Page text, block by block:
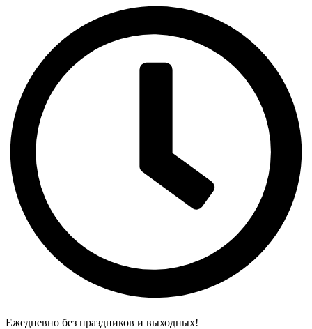
Ежедневно без праздников и выходных!